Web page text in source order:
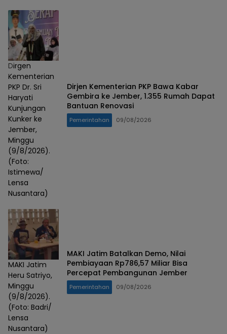
Dirgen
Kementerian
PKP Dr. Sri
Haryati
Kunjungan
Kunker ke
Jember,
Minggu
(9/8/2026).
(Foto:
Istimewa/
Lensa
Nusantara)
Dirjen Kementerian PKP Bawa Kabar
Gembira ke Jember, 1.355 Rumah Dapat
Bantuan Renovasi
Pemerintahan 09/08/2026
MAKI Jatim
Heru Satriyo,
Minggu
(9/8/2026).
(Foto: Badri/
Lensa
Nusantara)
MAKI Jatim Batalkan Demo, Nilai
Pembiayaan Rp786,57 Miliar Bisa
Percepat Pembangunan Jember
Pemerintahan 09/08/2026